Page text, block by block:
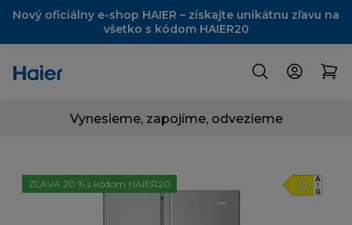
Nový oficiálny e-shop HAIER – získajte unikátnu zľavu na
všetko s kódom HAIER20
Vynesieme, zapojíme, odvezieme
ZĽAVA 20 % s kódom HAIER20